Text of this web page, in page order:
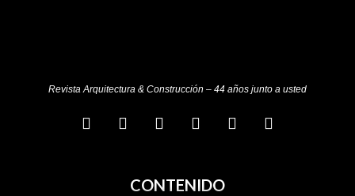
Revista Arquitectura & Construcción – 44 años junto a usted
CONTENIDO